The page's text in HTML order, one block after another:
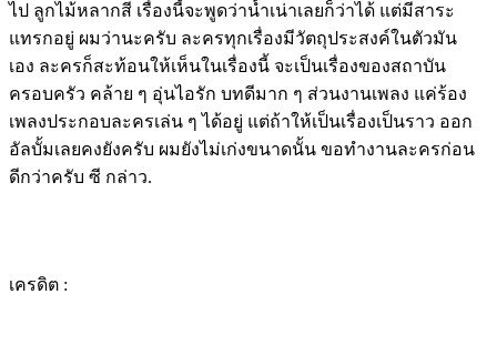
ไป ลูกไม้หลากสี เรื่องนี้จะพูดว่าน้ำเน่าเลยก็ว่าได้ แต่มีสาระ
แทรกอยู่ ผมว่านะครับ ละครทุกเรื่องมีวัตถุประสงค์ในตัวมัน
เอง ละครก็สะท้อนให้เห็นในเรื่องนี้ จะเป็นเรื่องของสถาบัน
ครอบครัว คล้าย ๆ อุ่นไอรัก บทดีมาก ๆ ส่วนงานเพลง แค่ร้อง
เพลงประกอบละครเล่น ๆ ได้อยู่ แต่ถ้าให้เป็นเรื่องเป็นราว ออก
อัลบั้มเลยคงยังครับ ผมยังไม่เก่งขนาดนั้น ขอทำงานละครก่อน
ดีกว่าครับ ซี กล่าว.
เครดิต :